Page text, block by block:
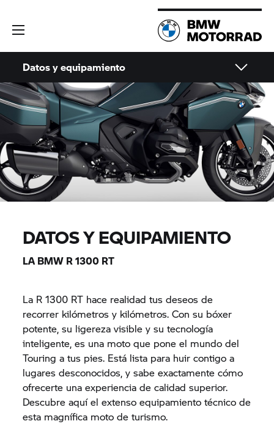
Datos y equipamiento
DATOS Y EQUIPAMIENTO
LA BMW R 1300 RT
La R 1300 RT hace realidad tus deseos de
recorrer kilómetros y kilómetros. Con su bóxer
potente, su ligereza visible y su tecnología
inteligente, es una moto que pone el mundo del
Touring a tus pies. Está lista para huir contigo a
lugares desconocidos, y sabe exactamente cómo
ofrecerte una experiencia de calidad superior.
Descubre aquí el extenso equipamiento técnico de
esta magnífica moto de turismo.